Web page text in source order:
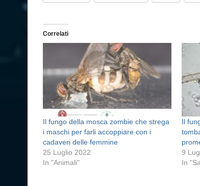
Correlati
Il fungo della mosca zombie che strega
i maschi per farli accoppiare con i
cadaveri delle femmine
25 Luglio 2022
In "Animali"
Il
9
In